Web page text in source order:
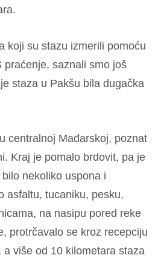
koji su stazu izmerili pomoću
praćenje, saznali smo još
staza u Pakšu bila dugačka
centralnoj Mađarskoj, poznat
Kraj je pomalo brdovit, pa je
nekoliko uspona i
asfaltu, tucaniku, pesku,
na nasipu pored reke
protrčavalo se kroz recepciju
a više od 10 kilometara staza